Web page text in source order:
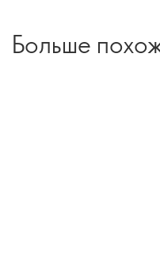
Больше